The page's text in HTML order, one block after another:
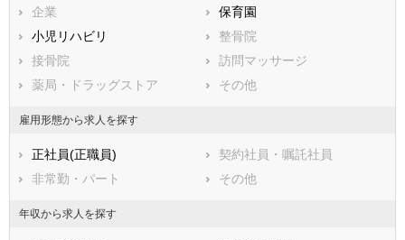
春日部市
狭山市
羽生市
鴻巣市
深谷市
上尾市
草加市
越谷市
蕨市
志木市
和光市
新座市
桶川市
久喜市
企業
保育園
小児リハビリ
整骨院
接骨院
訪問マッサージ
薬局・ドラッグストア
その他
雇用形態から求人を探す
正社員(正職員)
契約社員・嘱託社員
非常勤・パート
その他
年収から求人を探す